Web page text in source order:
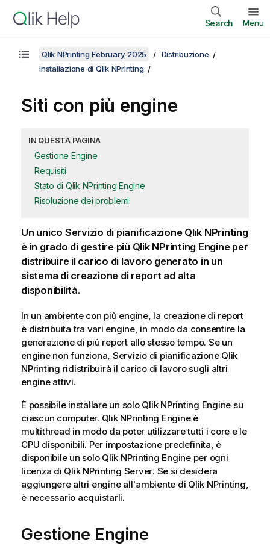
Search Menu
Qlik NPrinting February 2025
Distribuzione
Installazione di Qlik NPrinting
Siti con più engine
IN QUESTA PAGINA
Gestione Engine
Requisiti
Stato di Qlik NPrinting Engine
Risoluzione dei problemi
Un unico Servizio di pianificazione Qlik NPrinting
è in grado di gestire più Qlik NPrinting Engineper
distribuire il carico di lavoro generato in un
sistema di creazione di report ad alta
disponibilità.
In un ambiente con più engine, la creazione di report
è distribuita tra vari engine, in modo da consentire la
generazione di più report allo stesso tempo. Se un
engine non funziona, Servizio di pianificazione Qlik
NPrinting ridistribuirà il carico di lavoro sugli altri
engine attivi.
È possibile installare un solo Qlik NPrinting Engine su
ciascun computer. Qlik NPrinting Engineè
multithread in modo da poter utilizzare tutti i core e le
CPU disponibili. Per impostazione predefinita, è
disponibile un solo Qlik NPrinting Engineper ogni
licenza di Qlik NPrinting Server. Se si desidera
aggiungere altri engine all'ambiente di Qlik NPrinting,
è necessario acquistarli.
Gestione Engine